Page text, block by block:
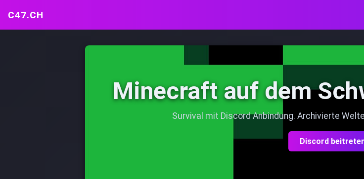
C47.CH
Minecraft auf dem
Survival mit Discord Anbindung. Archivierte
Discord